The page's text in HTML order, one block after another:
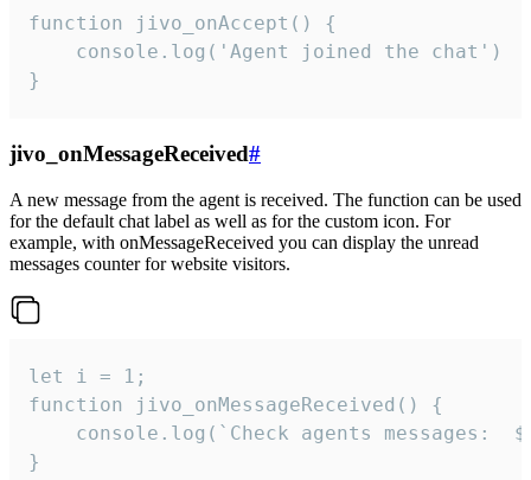
function jivo_onAccept() {
}
jivo_onMessageReceived#
A new message from the agent is received. The function can be used
for the default chat label as well as for the custom icon. For
example, with onMessageReceived you can display the unread
messages counter for website visitors.
let i = 1;
function jivo_onMessageReceived() {
}